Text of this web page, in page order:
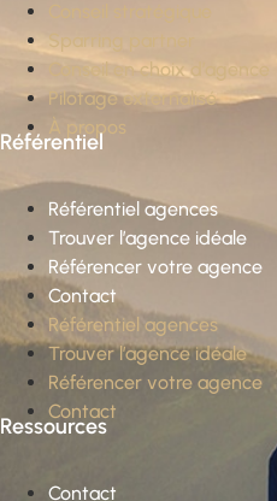
Sparring partner
Conseil en choix d’agence
Pilotage externalisé
À propos
Référentiel
Référentiel agences
Trouver l’agence idéale
Référencer votre agence
Contact
Référentiel agences
Trouver l’agence idéale
Référencer votre agence
Contact
Ressources
Contact